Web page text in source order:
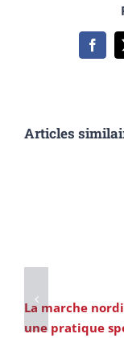
Articles
La marche
une pratique